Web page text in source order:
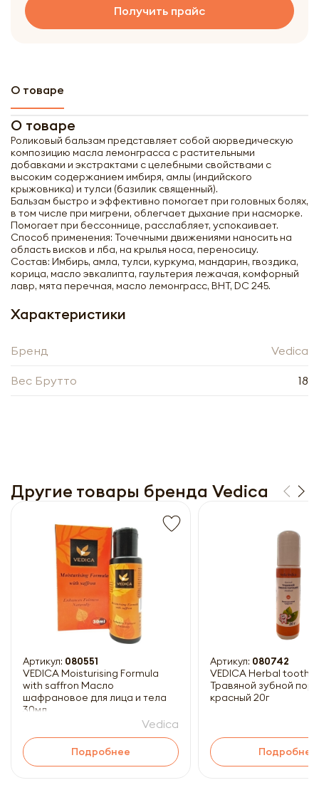
Получить прайс
О товаре
О товаре
Роликовый бальзам представляет собой аюрведическую
композицию масла лемонграсса с растительными
добавками и экстрактами с целебными свойствами с
высоким содержанием имбиря, амлы (индийского
крыжовника) и тулси (базилик священный).
Бальзам быстро и эффективно помогает при головных болях,
в том числе при мигрени, облегчает дыхание при насморке.
Помогает при бессоннице, расслабляет, успокаивает.
Способ применения: Точечными движениями наносить на
область висков и лба, на крылья носа, переносицу.
Состав: Имбирь, амла, тулси, куркума, мандарин, гвоздика,
корица, масло эвкалипта, гаультерия лежачая, комфорный
лавр, мята перечная, масло лемонграсс, BHT, DC 245.
Характеристики
Бренд Vedica
Вес Брутто 18
Другие товары бренда Vedica
Артикул: 080551
VEDICA Moisturising Formula
with saffron Масло
шафрановое для лица и тела
30мл
Vedica
Подробнее
Артикул: 080742
VEDICA Herbal tooth
Травяной зубной
красный 20г
Подробнее
Получить прайс-лист
Обязательны к заполнению